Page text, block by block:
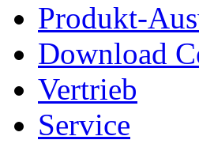
Produkt-
Download
Vertrieb
Service